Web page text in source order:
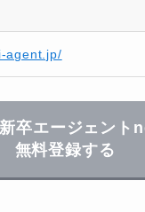
agent.jp/
卒エージェント
無料登録する